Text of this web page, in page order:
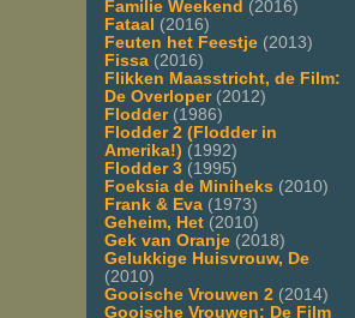
Familie Weekend (2016)
Fataal (2016)
Feuten het Feestje (2013)
Fissa (2016)
Flikken Maasstricht, de Film:
De Overloper(2012)
Flodder(1986)
Flodder 2 (Flodder in
Amerika!) (1992)
Flodder 3 (1995)
Foeksia de Miniheks (2010)
Frank & Eva (1973)
Geheim, Het (2010)
Gek van Oranje (2018)
Gelukkige Huisvrouw, De
(2010)
Gooische Vrouwen 2 (2014)
Gooische Vrouwen: De Film